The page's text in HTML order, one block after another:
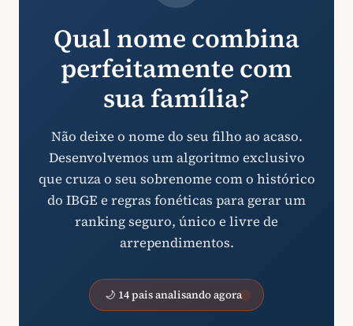
Qual nome combina
perfeitamente com
sua família?
Não deixe o nome do seu filho ao acaso.
Desenvolvemos um algoritmo exclusivo
que cruza o seu sobrenome com o histórico
do IBGE e regras fonéticas para gerar um
ranking seguro, único e livre de
arrependimentos.
🌙 14 pais analisando agora